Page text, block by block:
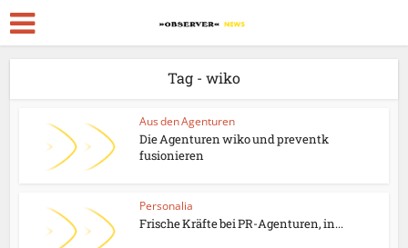
Tag - wiko
Aus den Agenturen
Die Agenturen wiko und preventk
fusionieren
Personalia
Frische Kräfte bei PR-Agenturen, in...